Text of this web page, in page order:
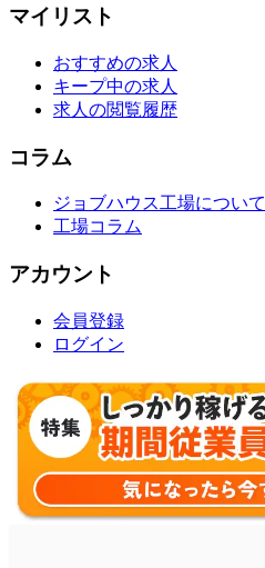
マイリスト
おすすめの求人
キープ中の求人
求人の閲覧履歴
コラム
ジョブハウス工場について
工場コラム
アカウント
会員登録
ログイン